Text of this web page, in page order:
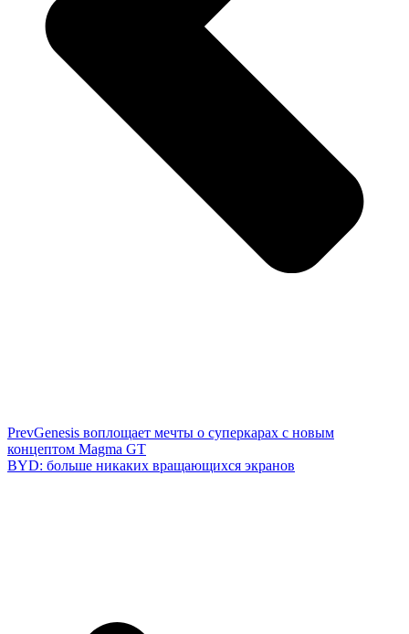
PrevGenesis воплощает мечты о суперкарах с новым
концептом Magma GT
BYD: больше никаких вращающихся экранов